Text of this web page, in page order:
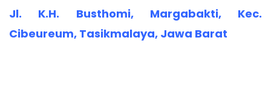
Jl. K.H. Busthomi, Margabakti, Kec.
Cibeureum, Tasikmalaya, Jawa Barat